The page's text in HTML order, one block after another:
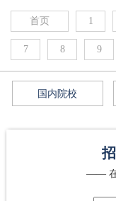
国内院校
—— 在
首页 1
7 8 9